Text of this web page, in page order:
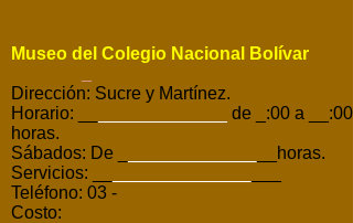
Museo del Colegio Nacional Bolívar
Dirección: Sucre y Martínez.
Horario: __
de _:00 a __:00
horas.
Sábados: De _
__horas.
Servicios: __
Teléfono: 03 -
Costo: